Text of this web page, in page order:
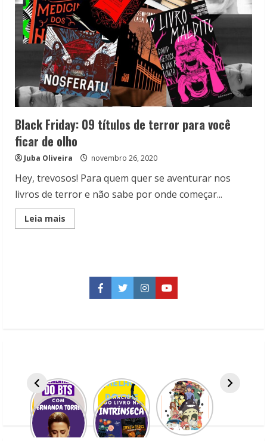
Black Friday: 09 títulos de terror para você
ficar de olho
Juba Oliveira novembro 26, 2020
Hey, trevosos! Para quem quer se aventurar nos
livros de terror e não sabe por onde começar...
Leia mais
more
Facebook
TwitterInstagramYouTube